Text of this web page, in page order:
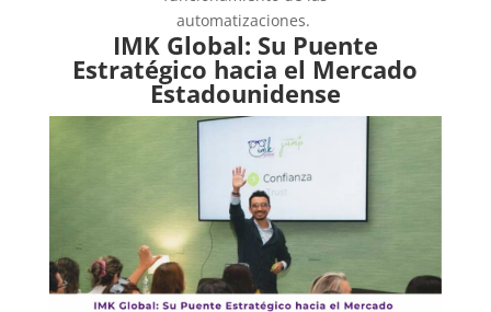
automatizaciones.
IMK Global: Su Puente
Estratégico hacia el Mercado
Estadounidense